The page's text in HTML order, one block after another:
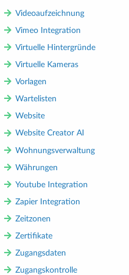
Videoaufzeichnung
Vimeo Integration
Virtuelle Hintergründe
Virtuelle Kameras
Vorlagen
Wartelisten
Website
Website Creator AI
Wohnungsverwaltung
Währungen
Youtube Integration
Zapier Integration
Zeitzonen
Zertifikate
Zugangsdaten
Zugangskontrolle